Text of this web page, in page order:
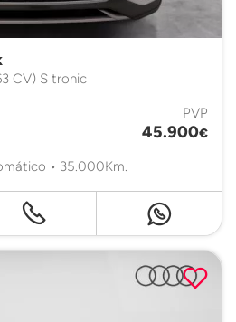
CV) S tronic
PVP
45.900€
• 35.000Km.